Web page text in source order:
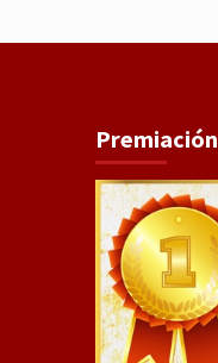
Premiación